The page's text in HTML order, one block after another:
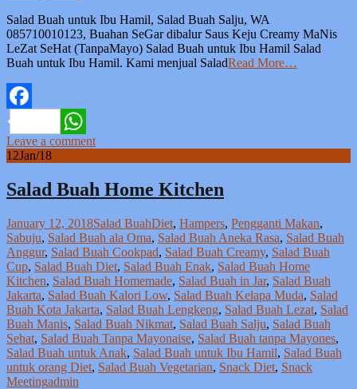
Salad Buah untuk Ibu Hamil, Salad Buah Salju, WA
085710010123, Buahan SeGar dibalur Saus Keju Creamy MaNis
LeZat SeHat (TanpaMayo) Salad Buah untuk Ibu Hamil Salad
Buah untuk Ibu Hamil. Kami menjual SaladRead More…
Facebook
WhatsApp
Leave a comment
12Jan/18
Salad Buah Home Kitchen
January 12, 2018Salad BuahDiet, Hampers, Pengganti Makan,
Sabuju, Salad Buah ala Oma, Salad Buah Aneka Rasa, Salad Buah
Anggur, Salad Buah Cookpad, Salad Buah Creamy, Salad Buah
Cup, Salad Buah Diet, Salad Buah Enak, Salad Buah Home
Kitchen, Salad Buah Homemade, Salad Buah in Jar, Salad Buah
Jakarta, Salad Buah Kalori Low, Salad Buah Kelapa Muda, Salad
Buah Kota Jakarta, Salad Buah Lengkeng, Salad Buah Lezat, Salad
Buah Manis, Salad Buah Nikmat, Salad Buah Salju, Salad Buah
Sehat, Salad Buah Tanpa Mayonaise, Salad Buah tanpa Mayones,
Salad Buah untuk Anak, Salad Buah untuk Ibu Hamil, Salad Buah
untuk orang Diet, Salad Buah Vegetarian, Snack Diet, Snack
Meetingadmin